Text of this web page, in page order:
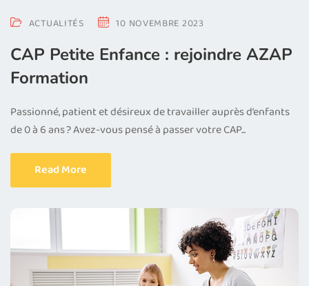
ACTUALITÉS 10 NOVEMBRE 2023
CAP Petite Enfance : rejoindre AZAP
Formation
Passionné, patient et désireux de travailler auprès d’enfants
de 0 à 6 ans ? Avez-vous pensé à passer votre CAP...
Read More